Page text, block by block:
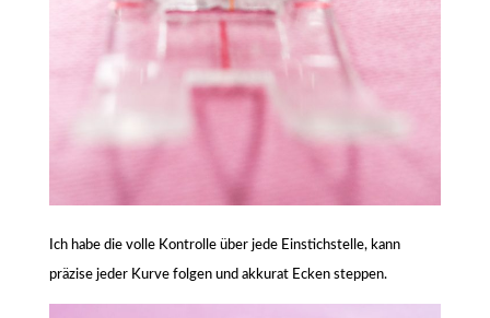
Ich habe die volle Kontrolle über jede Einstichstelle, kann
präzise jeder Kurve folgen und akkurat Ecken steppen.